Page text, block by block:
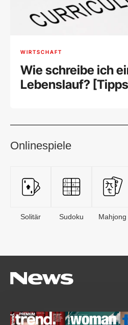
WIRTSCHAFT
Wie schreibe ich
Lebenslauf?
Onlinespiele
Solitär Sudoku Mahjong